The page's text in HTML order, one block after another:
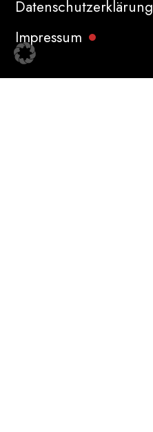
Datenschutzerklärung
Impressum